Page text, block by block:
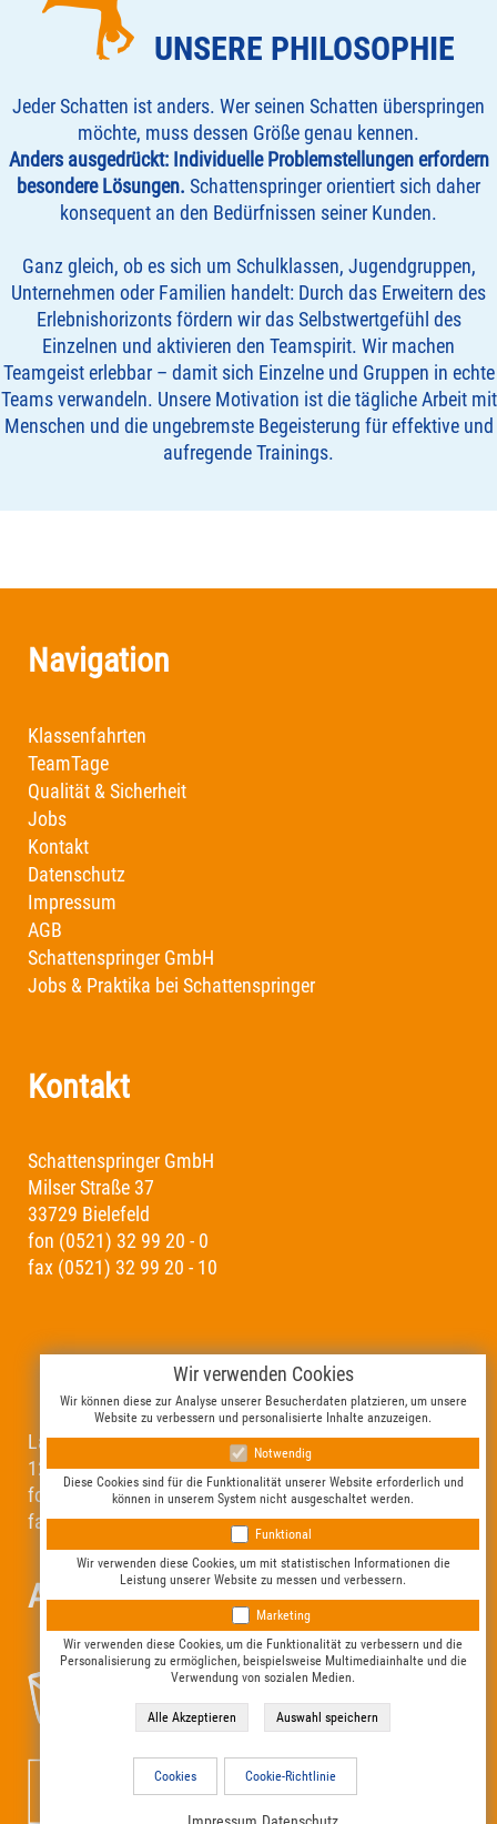
UNSERE PHILOSOPHIE
Jeder Schatten ist anders. Wer seinen Schatten überspringen
möchte, muss dessen Größe genau kennen.
Anders ausgedrückt: Individuelle Problemstellungen erfordern
besondere Lösungen. Schattenspringer orientiert sich daher
konsequent an den Bedürfnissen seiner Kunden.
Ganz gleich, ob es sich um Schulklassen, Jugendgruppen,
Unternehmen oder Familien handelt: Durch das Erweitern des
Erlebnishorizonts fördern wir das Selbstwertgefühl des
Einzelnen und aktivieren den Teamspirit. Wir machen
Teamgeist erlebbar – damit sich Einzelne und Gruppen in echte
Teams verwandeln. Unsere Motivation ist die tägliche Arbeit mit
Menschen und die ungebremste Begeisterung für effektive und
aufregende Trainings.
Navigation
Klassenfahrten
TeamTage
Qualität & Sicherheit
Jobs
Kontakt
Datenschutz
Impressum
AGB
Schattenspringer GmbH
Jobs & Praktika bei Schattenspringer
Kontakt
Schattenspringer GmbH
Milser Straße 37
33729 Bielefeld
fon (0521) 32 99 20 - 0
fax (0521) 32 99 20 - 10
Landsberger Allee 394
12681 Berlin
fon (030) 20 96 56 73
fax (030) 54 73 40 77
Allgemeines
Wir verwenden Cookies
Wir können diese zur Analyse unserer Besucherdaten platzieren, um unsere
Website zu verbessern und personalisierte Inhalte anzuzeigen.
Notwendig
Diese Cookies sind für die Funktionalität unserer Website erforderlich und
können in unserem System nicht ausgeschaltet werden.
Funktional
Wir verwenden diese Cookies, um mit statistischen Informationen die
Leistung unserer Website zu messen und verbessern.
Marketing
Wir verwenden diese Cookies, um die Funktionalität zu verbessern und die
Personalisierung zu ermöglichen, beispielsweise Multimediainhalte und die
Verwendung von sozialen Medien.
Cookies Cookie-Richtlinie